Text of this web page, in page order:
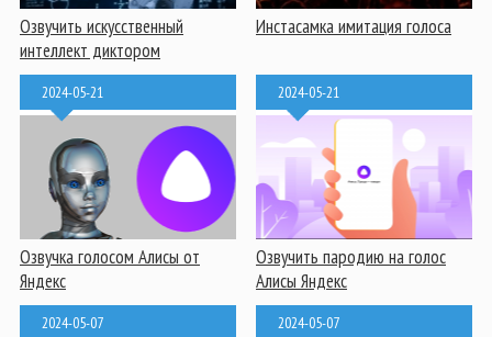
Озвучить искусственный
интеллект диктором
Инстасамка имитация голоса
2024-05-21
Озвучка голосом Алисы от
Яндекс
2024-05-21
Озвучить пародию на голос
Алисы Яндекс
2024-05-07 2024-05-07